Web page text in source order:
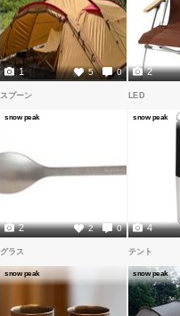
5 0
1 2
スプーン
snow peak
2 0
2
LED
snow peak
4
グラス
snow peak
テント
snow peak